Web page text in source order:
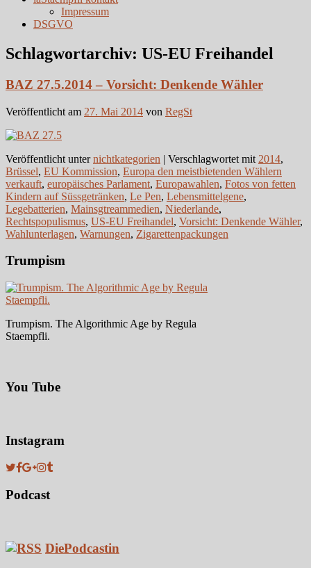
Impressum
DSGVO
Schlagwortarchiv: US-EU Freihandel
BAZ 27.5.2014 – Vorsicht: Denkende Wähler
Veröffentlicht am 27. Mai 2014 von RegSt
Veröffentlicht unter nichtkategorien | Verschlagwortet mit 2014,
Brüssel, EU Kommission, Europa den meistbietenden Wählern
verkauft, europäisches Parlament, Europawahlen, Fotos von fetten
Kindern auf Süssgetränken, Le Pen, Lebensmittelgene,
Legebatterien, Mainsgtreammedien, Niederlande,
Rechtspopulismus, US-EU Freihandel, Vorsicht: Denkende Wähler,
Wahlunterlagen, Warnungen, Zigarettenpackungen
Trumpism
Trumpism. The Algorithmic Age by Regula
Staempfli.
You Tube
Instagram
Podcast
DiePodcastin